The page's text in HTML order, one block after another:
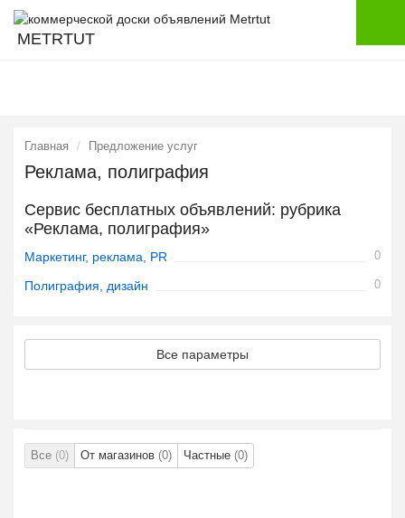
METRTUT
Главная Предложение услуг
Реклама, полиграфия
Сервис бесплатных объявлений: рубрика
«Реклама, полиграфия»
Маркетинг, реклама, PR 0
Полиграфия, дизайн 0
Все параметры
Все (0) От магазинов (0) Частные (0)